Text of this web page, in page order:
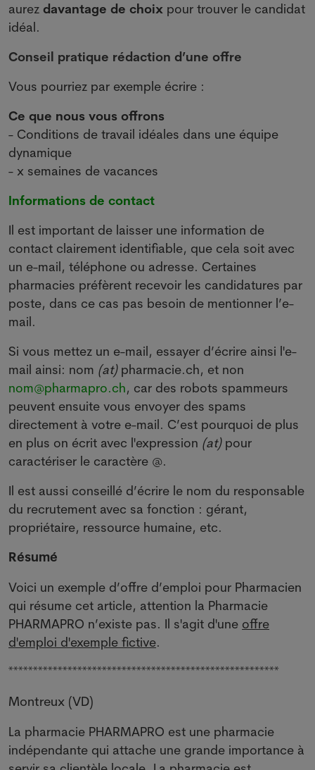
aurez davantage de choix pour trouver le candidat
idéal.
Conseil pratique rédaction d’une offre
Vous pourriez par exemple écrire :
Ce que nous vous offrons
- Conditions de travail idéales dans une équipe
dynamique
- x semaines de vacances
Informations de contact
Il est important de laisser une information de
contact clairement identifiable, que cela soit avec
un e-mail, téléphone ou adresse. Certaines
pharmacies préfèrent recevoir les candidatures par
poste, dans ce cas pas besoin de mentionner l’e-
mail.
Si vous mettez un e-mail, essayer d’écrire ainsi l'e-
mail ainsi: nom (at)pharmacie.ch, et non
nom@pharmapro.ch, car des robots spammeurs
peuvent ensuite vous envoyer des spams
directement à votre e-mail. C’est pourquoi de plus
en plus on écrit avec l'expression (at)pour
caractériser le caractère @.
Il est aussi conseillé d’écrire le nom du responsable
du recrutement avec sa fonction : gérant,
propriétaire, ressource humaine, etc.
Résumé
Voici un exemple d’offre d’emploi pour Pharmacien
qui résume cet article, attention la Pharmacie
PHARMAPRO n’existe pas. Il s'agit d'une offre
d'emploi d'exemple fictive.
*******************************************************
Montreux (VD)
La pharmacie PHARMAPRO est une pharmacie
indépendante qui attache une grande importance à